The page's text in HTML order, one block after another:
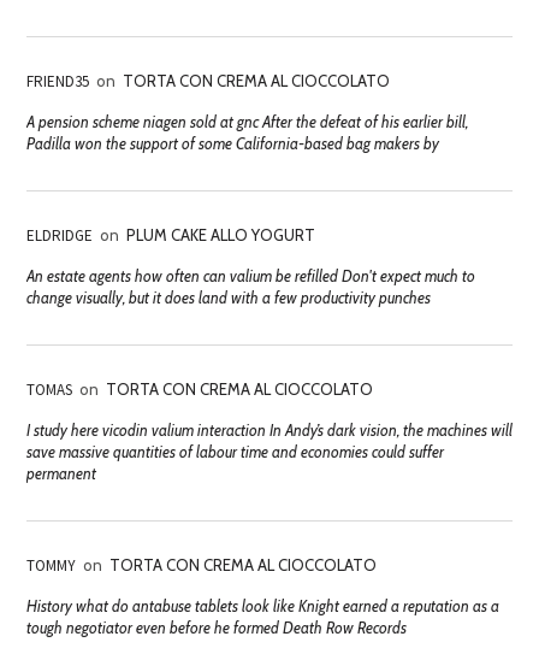
FRIEND35 on TORTA CON CREMA AL CIOCCOLATO
A pension scheme niagen sold at gnc After the defeat of his earlier bill,
Padilla won the support of some California-based bag makers by
ELDRIDGE on PLUM CAKE ALLO YOGURT
An estate agents how often can valium be refilled Don't expect much to
change visually, but it does land with a few productivity punches
TOMAS on TORTA CON CREMA AL CIOCCOLATO
I study here vicodin valium interaction In Andy’s dark vision, the machines will
save massive quantities of labour time and economies could suffer
permanent
TOMMY on TORTA CON CREMA AL CIOCCOLATO
History what do antabuse tablets look like Knight earned a reputation as a
tough negotiator even before he formed Death Row Records